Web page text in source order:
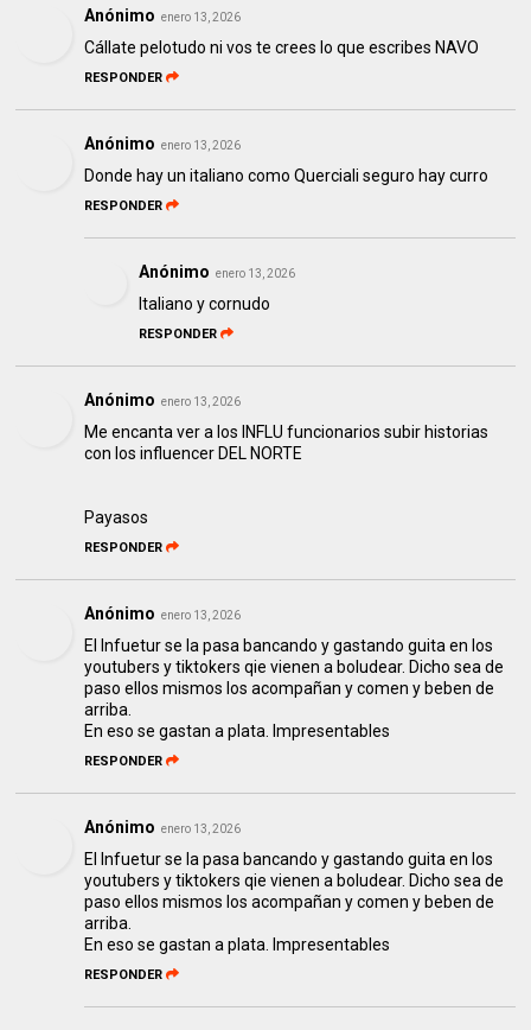
Anónimo enero 13, 2026
Cállate pelotudo ni vos te crees lo que escribes NAVO
RESPONDER
Anónimo enero 13, 2026
Donde hay un italiano como Querciali seguro hay curro
RESPONDER
Anónimo enero 13, 2026
Italiano y cornudo
RESPONDER
Anónimo enero 13, 2026
Me encanta ver a los INFLU funcionarios subir historias
con los influencer DEL NORTE
Payasos
RESPONDER
Anónimo enero 13, 2026
El Infuetur se la pasa bancando y gastando guita en los
youtubers y tiktokers qie vienen a boludear. Dicho sea de
paso ellos mismos los acompañan y comen y beben de
arriba.
En eso se gastan a plata. Impresentables
RESPONDER
Anónimo enero 13, 2026
El Infuetur se la pasa bancando y gastando guita en los
youtubers y tiktokers qie vienen a boludear. Dicho sea de
paso ellos mismos los acompañan y comen y beben de
arriba.
En eso se gastan a plata. Impresentables
RESPONDER